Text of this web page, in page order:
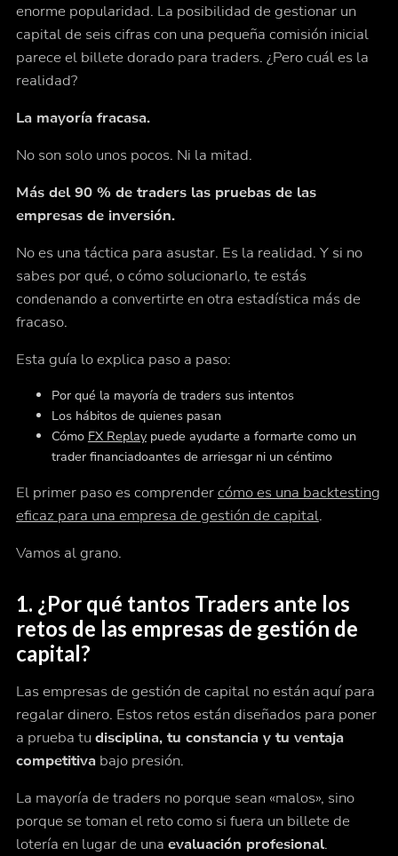
enorme popularidad. La posibilidad de gestionar un
capital de seis cifras con una pequeña comisión inicial
parece el billete dorado para traders. ¿Pero cuál es la
realidad?
La mayoría fracasa.
No son solo unos pocos. Ni la mitad.
Más del 90 % de traders las pruebas de las
empresas de inversión.
No es una táctica para asustar. Es la realidad. Y si no
sabes por qué, o cómo solucionarlo, te estás
condenando a convertirte en otra estadística más de
fracaso.
Esta guía lo explica paso a paso:
Por qué la mayoría de traders sus intentos
Los hábitos de quienes pasan
Cómo FX Replaypuede ayudarte a formarte como un
trader financiadoantes de arriesgar ni un céntimo
El primer paso es comprendercómo es una backtesting
eficaz para una empresa de gestión de capital.
Vamos al grano.
1. ¿Por qué tantos Traders ante los
retos de las empresas de gestión de
capital?
Las empresas de gestión de capital no están aquí para
regalar dinero. Estos retos están diseñados para poner
a prueba tu disciplina, tu constancia y tu ventaja
competitivabajo presión.
La mayoría de traders no porque sean «malos», sino
porque se toman el reto como si fuera un billete de
lotería en lugar de una evaluación profesional.